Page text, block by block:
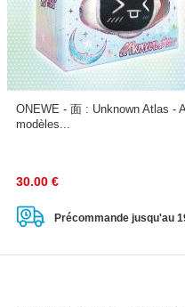
ONEWE - 面 : Unknown Atlas -
modèles...
30.00 €
Précommande jusqu'au